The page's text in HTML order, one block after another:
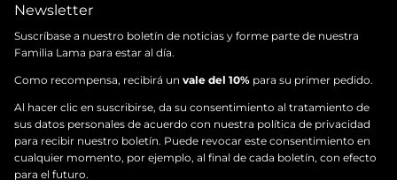
Newsletter
Suscríbase a nuestro boletín de noticias y forme parte de nuestra
Familia Lama para estar al día.
Como recompensa, recibirá un vale del 10% para su primer pedido.
Al hacer clic en suscribirse, da su consentimiento al tratamiento de
sus datos personales de acuerdo con nuestra política de privacidad
para recibir nuestro boletín. Puede revocar este consentimiento en
cualquier momento, por ejemplo, al final de cada boletín, con efecto
para el futuro.